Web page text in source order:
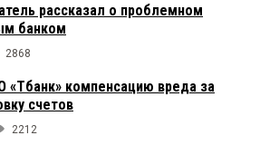
рассказал о проблемном
банком
2868
«Тбанк» компенсацию вреда за
счетов
2212